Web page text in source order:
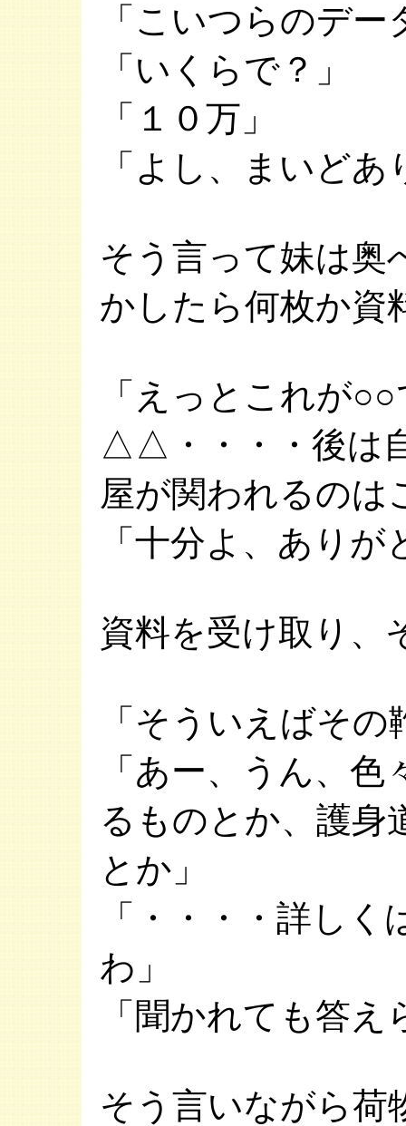
「こいつらのデ
「いくらで？」
「１０万」
「よし、まいどあ
そう言って妹は奥
かしたら何枚か資
「えっとこれが
△△・・・・後は
屋が関われるのは
「十分よ、ありが
資料を受け取り、
「そういえばそ
「あー、うん、
るものとか、護身
とか」
「・・・・詳し
わ」
「聞かれても答
そう言いながら荷